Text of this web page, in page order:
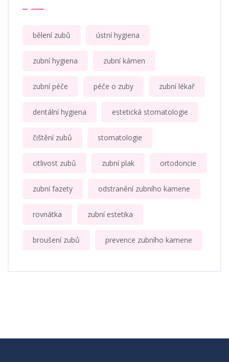
bělení zubů ústní hygiena
zubní hygiena zubní kámen
zubní péče péče o zuby zubní lékař
dentální hygiena estetická stomatologie
čištění zubů stomatologie
citlivost zubů zubní plak ortodoncie
zubní fazety odstranění zubního kamene
rovnátka zubní estetika
broušení zubů prevence zubního kamene